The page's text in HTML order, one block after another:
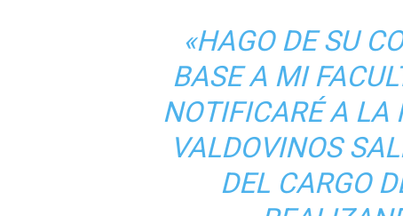
«HAGO DE SU
BASE A MI
NOTIFICARÉ A LA
VALDOVINOS
DEL CARGO